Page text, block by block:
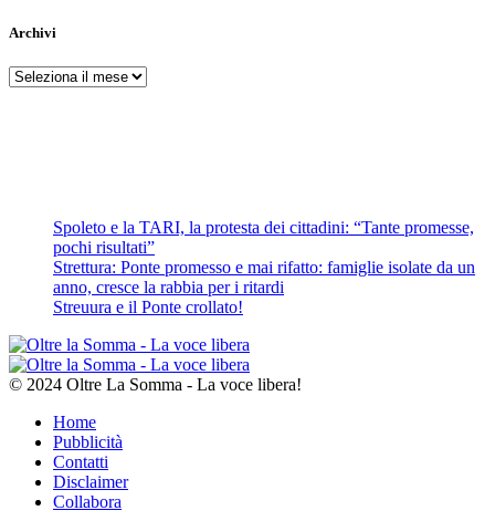
Archivi
Archivi
Spoleto e la TARI, la protesta dei cittadini: “Tante promesse,
pochi risultati”
Strettura: Ponte promesso e mai rifatto: famiglie isolate da un
anno, cresce la rabbia per i ritardi
Streuura e il Ponte crollato!
© 2024 Oltre La Somma - La voce libera!
Home
Pubblicità
Contatti
Disclaimer
Collabora